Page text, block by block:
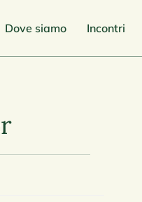
Dove siamo Incontri